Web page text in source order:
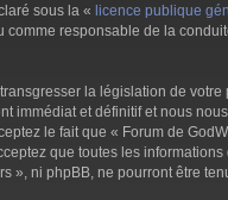
sous la « licence publique
responsable de la
la législation de
et définitif et nous
le fait que « Forum de
que toutes les
ni phpBB, ne pourront être